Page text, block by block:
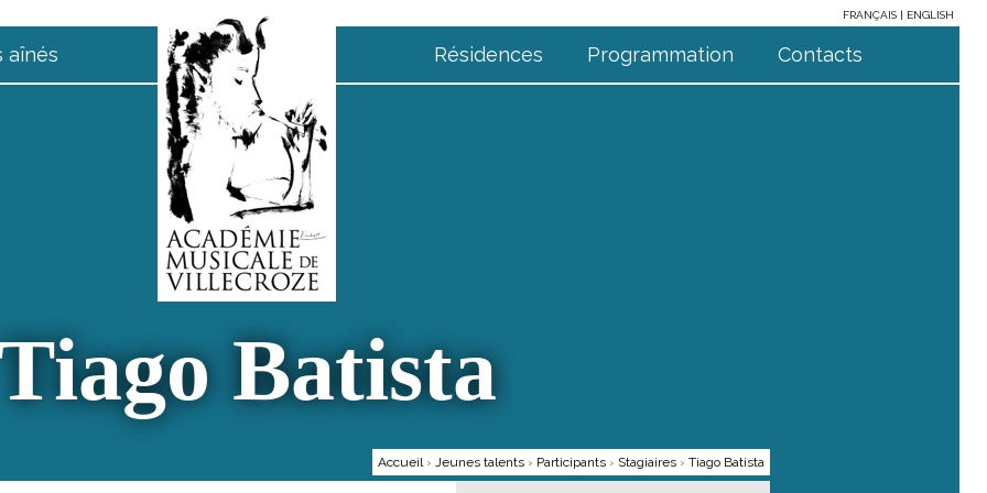
FRANÇAIS
ENGLISH
aînés Résidences Programmation Contacts
Batista
Accueil › Jeunes talents › Participants › Stagiaires › Tiago Batista